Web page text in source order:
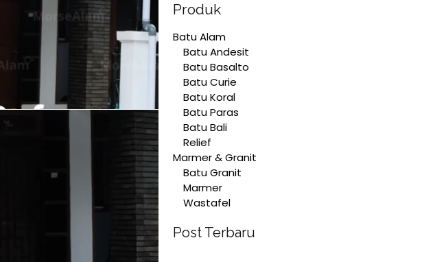
Produk
Batu Alam
Batu Andesit
Batu Basalto
Batu Curie
Batu Koral
Batu Paras
Batu Bali
Relief
Marmer & Granit
Batu Granit
Marmer
Wastafel
Post Terbaru